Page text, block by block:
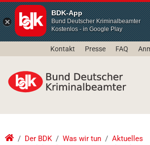
BDK-App
Bund Deutscher Kriminalbeamter
Kostenlos - in Google Play
Kontakt Presse FAQ
Der BDK Was wir tun
Aktuelles